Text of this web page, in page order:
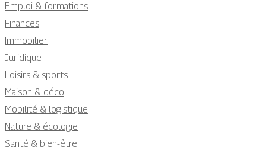
Emploi & formations
Finances
Immobilier
Juridique
Loisirs & sports
Maison & déco
Mobilité & logistique
Nature & écologie
Santé & bien-être